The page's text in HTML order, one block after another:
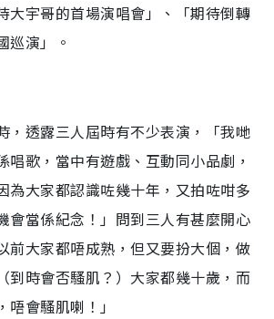
大宇哥的首場演唱會」、「期待倒轉
巡演」。
，透露三人屆時有不少表演，「我哋
唱歌，當中有遊戲、互動同小品劇，
為大家都認識咗幾十年，又拍咗咁多
會當係紀念！」問到三人有甚麼開心
前大家都唔成熟，但又要扮大個，做
到時會否騷肌？）大家都幾十歲，而
唔會騷肌喇！」